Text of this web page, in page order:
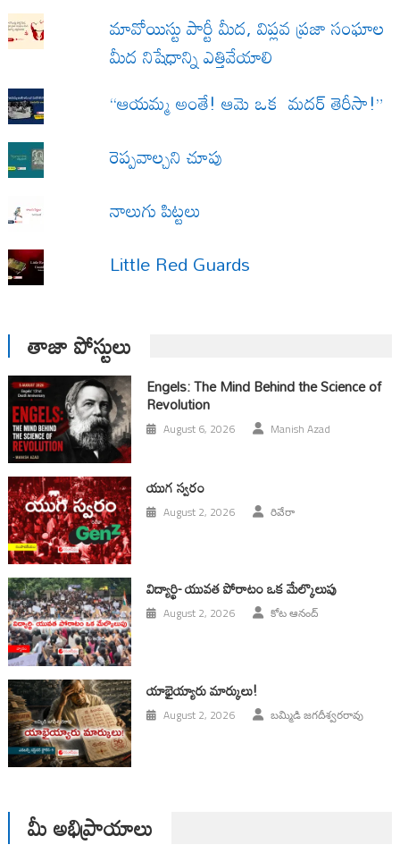
మావోయిస్టు పార్టీ మీద, విప్లవ ప్రజా సంఘాల
మీద నిషేధాన్ని ఎత్తివేయాలి
“ఆయమ్మ అంతే! ఆమె ఒక మదర్ తెరీసా!”
రెప్పవాల్చని చూపు
నాలుగు పిట్టలు
Little Red Guards
తాజా పోస్టులు
Engels: The Mind Behind the Science of
Revolution
August 6, 2026 Manish Azad
యుగ స్వ‌రం
August 2, 2026 రివేరా
విద్యార్థి- యువత పోరాటం ఒక మేల్కొలుపు
August 2, 2026 కోట ఆనంద్
యాభైయ్యారు మార్కులు!
August 2, 2026 బమ్మిడి జగదీశ్వరరావు
మీ అభిప్రాయాలు